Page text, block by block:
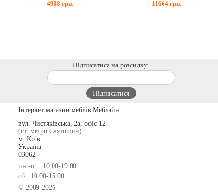
4908 грн. 11664 грн.
Підписатися на розсилку:
Інтернет магазин меблів Меблайн
вул. Чистяківська, 2а, офіс 12
(ст. метро Святошин)
м. Київ
Україна
03062
пн.-пт.: 10:00-19:00
сб.: 10:00-15:00
© 2009-2026